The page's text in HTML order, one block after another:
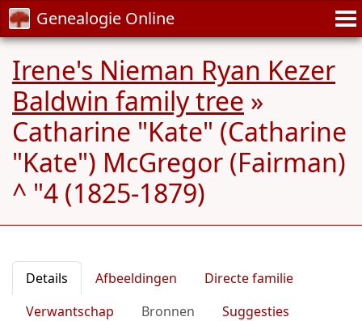
Genealogie Online
Irene's Nieman Ryan Kezer
Baldwin family tree »
Catharine "Kate" (Catharine
"Kate") McGregor (Fairman)
^ "4 (1825-1879)
Details Afbeeldingen
Directe familie
Verwantschap
Bronnen
Suggesties